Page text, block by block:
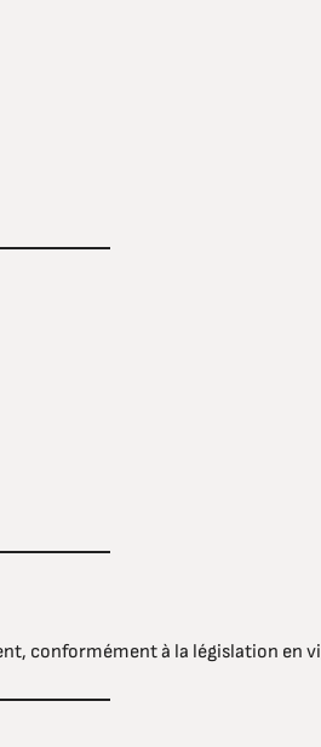
conformément à la législation en